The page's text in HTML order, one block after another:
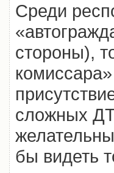
Среди
стороны),
сложных
бы видеть